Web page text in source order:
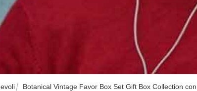
Botanical Vintage Favor Box Set Gift Box Collection